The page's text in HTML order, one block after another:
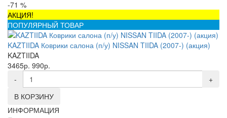
-71 %
АКЦИЯ!
ПОПУЛЯРНЫЙ ТОВАР
KAZTIIDA Коврики салона (п/у) NISSAN TIIDA (2007-) (акция)
KAZTIIDA
3465р. 990р.
-
+
В КОРЗИНУ
ИНФОРМАЦИЯ